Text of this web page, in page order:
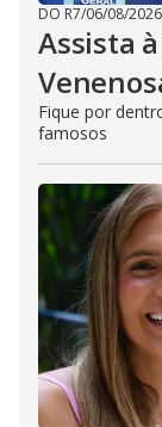
DO R7/06/08/2026
Assista
Fique por
famosos